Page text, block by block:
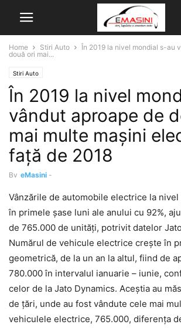
Home Stiri Auto
În 2019 la nivel mondial s-au
două ori mai...
Stiri Auto
În 2019 la nivel
vândut aproape de
mai multe mașini
față de 2018
By eMasini -
Vânzările de automobile electrice la
în primele șase luni ale anului cu 92%,
de 765.000 de unități, potrivit datelor
Numărul de vehicule electrice crește în
geometrică, de la un an la altul, fiind de
780.000 în intervalul ianuarie – iunie,
celor de la Jato Dynamics. Aceștia au
de țări, unde au fost vândute cele mai
vehiculele electrice, 765.000, diferența